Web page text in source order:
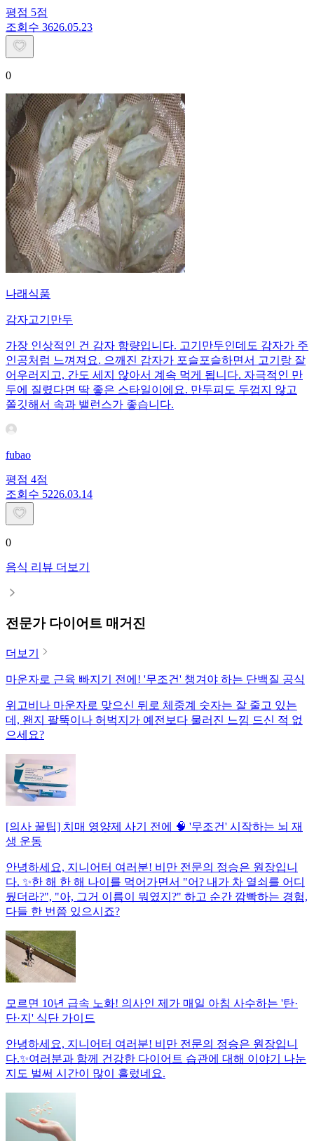
평점 5점
조회수 3626.05.23
0
나래식품
감자고기만두
가장 인상적인 건 감자 함량입니다. 고기만두인데도 감자가 주
인공처럼 느껴져요. 으깨진 감자가 포슬포슬하면서 고기랑 잘
어우러지고, 간도 세지 않아서 계속 먹게 됩니다. 자극적인 만
두에 질렸다면 딱 좋은 스타일이에요. 만두피도 두껍지 않고
쫄깃해서 속과 밸런스가 좋습니다.
fubao
평점 4점
조회수 5226.03.14
0
음식 리뷰 더보기
전문가 다이어트 매거진
더보기
마운자로 근육 빠지기 전에! '무조건' 챙겨야 하는 단백질 공식
위고비나 마운자로 맞으신 뒤로 체중계 숫자는 잘 줄고 있는
데, 왠지 팔뚝이나 허벅지가 예전보다 물러진 느낌 드신 적 없
으세요?
[의사 꿀팁] 치매 영양제 사기 전에 🧠 '무조건' 시작하는 뇌 재
생 운동
안녕하세요, 지니어터 여러분! 비만 전문의 정승은 원장입니
다. ✨한 해 한 해 나이를 먹어가면서 "어? 내가 차 열쇠를 어디
뒀더라?", "아, 그거 이름이 뭐였지?" 하고 순간 깜빡하는 경험,
다들 한 번쯤 있으시죠?
모르면 10년 급속 노화! 의사인 제가 매일 아침 사수하는 '탄·
단·지' 식단 가이드
안녕하세요, 지니어터 여러분! 비만 전문의 정승은 원장입니
다.✨여러분과 함께 건강한 다이어트 습관에 대해 이야기 나눈
지도 벌써 시간이 많이 흘렀네요.